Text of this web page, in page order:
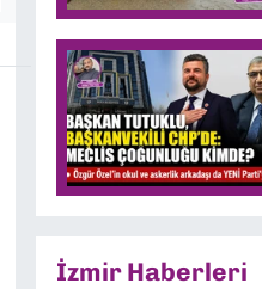
İzmir Haberleri